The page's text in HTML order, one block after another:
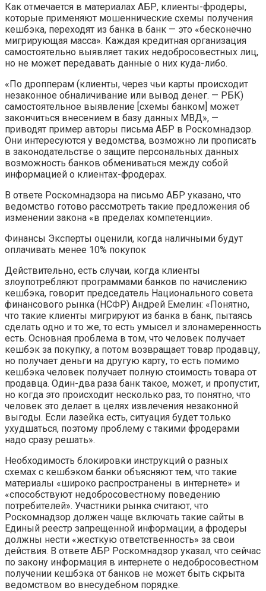
Как отмечается в материалах АБР, клиенты-фродеры,
которые применяют мошеннические схемы получения
кешбэка, переходят из банка в банк — это «бесконечно
мигрирующая масса». Каждая кредитная организация
самостоятельно выявляет таких недобросовестных лиц,
но не может передавать данные о них куда-либо.
«По дропперам (клиенты, через чьи карты происходит
незаконное обналичивание или вывод денег. — РБК)
самостоятельное выявление [схемы банком] может
закончиться внесением в базу данных МВД», —
приводят пример авторы письма АБР в Роскомнадзор.
Они интересуются у ведомства, возможно ли прописать
в законодательстве о защите персональных данных
возможность банков обмениваться между собой
информацией о клиентах-фродерах.
В ответе Роскомнадзора на письмо АБР указано, что
ведомство готово рассмотреть такие предложения об
изменении закона «в пределах компетенции».
Финансы Эксперты оценили, когда наличными будут
оплачивать менее 10% покупок
Действительно, есть случаи, когда клиенты
злоупотребляют программами банков по начислению
кешбэка, говорит председатель Национального совета
финансового рынка (НСФР) Андрей Емелин: «Понятно,
что такие клиенты мигрируют из банка в банк, пытаясь
сделать одно и то же, то есть умысел и злонамеренность
есть. Основная проблема в том, что человек получает
кешбэк за покупку, а потом возвращает товар продавцу,
но получает деньги на другую карту, то есть помимо
кешбэка человек получает полную стоимость товара от
продавца. Один-два раза банк такое, может, и пропустит,
но когда это происходит несколько раз, то понятно, что
человек это делает в целях извлечения незаконной
выгоды. Если лазейка есть, ситуация будет только
ухудшаться, поэтому проблему с такими фродерами
надо сразу решать».
Необходимость блокировки инструкций о разных
схемах с кешбэком банки объясняют тем, что такие
материалы «широко распространены в интернете» и
«способствуют недобросовестному поведению
потребителей». Участники рынка считают, что
Роскомнадзор должен чаще включать такие сайты в
Единый реестр запрещенной информации, а фродеры
должны нести «жесткую ответственность» за свои
действия. В ответе АБР Роскомнадзор указал, что сейчас
по закону информация в интернете о недобросовестном
получении кешбэка от банков не может быть скрыта
ведомством во внесудебном порядке.